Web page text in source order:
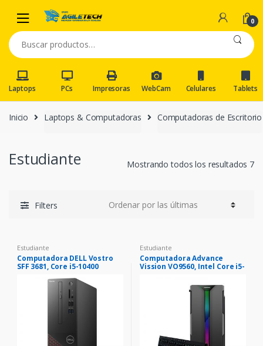
navigation
content
0
Buscar
por:
Laptops PCs Impresoras WebCam Celulares Tablets
Inicio Laptops & Computadoras Computadoras de Escritorio
Estudiante Mostrando todos los resultados 7
Filters
Estudiante
Computadora DELL Vostro
SFF 3681, Core i5-10400
3.5″ 7200 rpm.
Estudiante
Computadora Advance
Vission VO9560, Intel Core i5-